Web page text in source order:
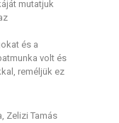
mutatjuk
és a
volt és
reméljük ez
Zelizi Tamás